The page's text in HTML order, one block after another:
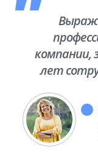
компании,
лет